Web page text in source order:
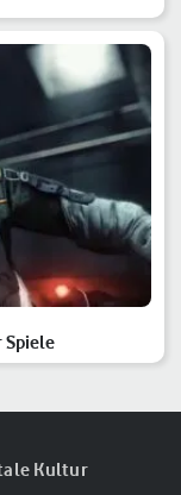
Spiele
Kultur